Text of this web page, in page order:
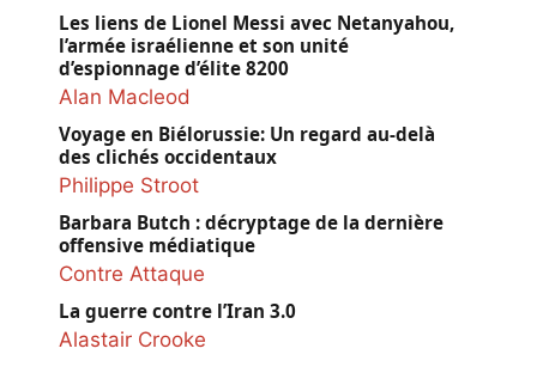
Les liens de Lionel Messi avec Netanyahou,
l’armée israélienne et son unité
d’espionnage d’élite 8200
Alan Macleod
Voyage en Biélorussie: Un regard au-delà
des clichés occidentaux
Philippe Stroot
Barbara Butch : décryptage de la dernière
offensive médiatique
Contre Attaque
La guerre contre l’Iran 3.0
Alastair Crooke